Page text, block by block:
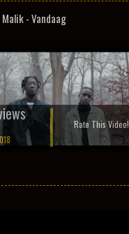
- Vandaag
Rate This Video!